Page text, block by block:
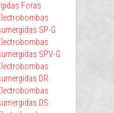
Foras
SP-G
SPV-G
DR
DS